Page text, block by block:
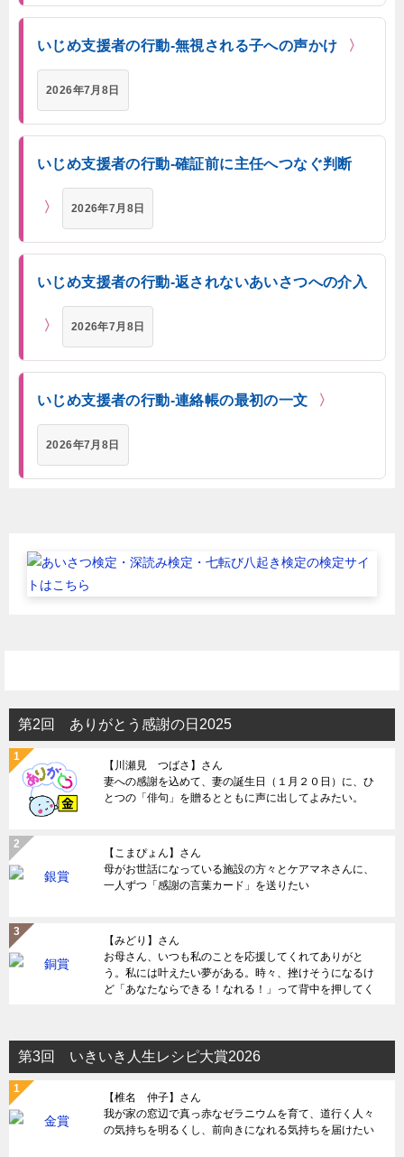
いじめ支援者の行動-無視される子への声かけ
2026年7月8日
いじめ支援者の行動-確証前に主任へつなぐ判断
2026年7月8日
いじめ支援者の行動-返されないあいさつへの介入
2026年7月8日
いじめ支援者の行動-連絡帳の最初の一文
2026年7月8日
第2回 ありがとう感謝の日2025
【川瀬見 つばさ】さん
妻への感謝を込めて、妻の誕生日（１月２０日）に、ひ
とつの「俳句」を贈るとともに声に出してよみたい。
【こまぴょん】さん
母がお世話になっている施設の方々とケアマネさんに、
一人ずつ「感謝の言葉カード」を送りたい
【みどり】さん
お母さん、いつも私のことを応援してくれてありがと
う。私には叶えたい夢がある。時々、挫けそうになるけ
ど「あなたならできる！なれる！」って背中を押してく
第3回 いきいき人生レシピ大賞2026
【椎名 仲子】さん
我が家の窓辺で真っ赤なゼラニウムを育て、道行く人々
の気持ちを明るくし、前向きになれる気持ちを届けたい